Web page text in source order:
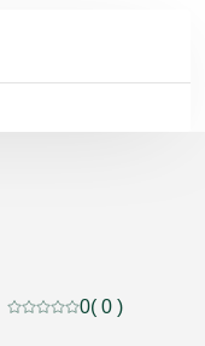
Pašreizējais
0( 0 )